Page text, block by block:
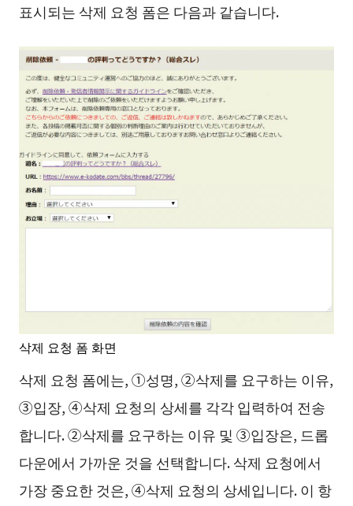
표시되는 삭제 요청 폼은 다음과 같습니다.
삭제 요청 폼 화면
삭제 요청 폼에는, ①성명, ②삭제를 요구하는 이유,
③입장, ④삭제 요청의 상세를 각각 입력하여 전송
합니다. ②삭제를 요구하는 이유 및 ③입장은, 드롭
다운에서 가까운 것을 선택합니다. 삭제 요청에서
가장 중요한 것은, ④삭제 요청의 상세입니다. 이 항